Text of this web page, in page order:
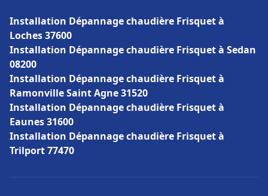
Installation Dépannage chaudière Frisquet à
Loches 37600
Installation Dépannage chaudière Frisquet à Sedan
08200
Installation Dépannage chaudière Frisquet à
Ramonville Saint Agne 31520
Installation Dépannage chaudière Frisquet à
Eaunes 31600
Installation Dépannage chaudière Frisquet à
Trilport 77470